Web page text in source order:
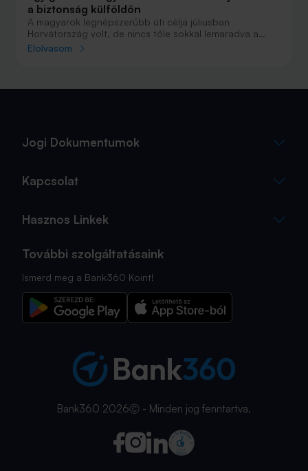
a biztonság külföldön
A magyarok legnépszerűbb úti célja júliusban
Horvátország volt, de nincs tőle sokkal lemaradva a
júniust megnyerő Olaszország sem. A tengerparti
Elolvasom
Jogi Dokumentumok
Kapcsolat
Hasznos Linkek
További szolgáltatásaink
Ismerd meg a Bank360 Koint!
Bank360 2026Ⓒ - Minden jog fenntartva.